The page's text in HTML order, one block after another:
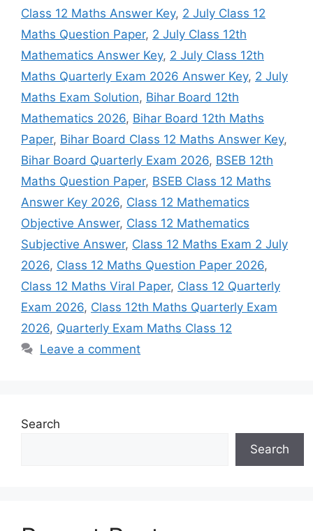
Class 12 Maths Answer Key, 2 July Class 12
Maths Question Paper, 2 July Class 12th
Mathematics Answer Key, 2 July Class 12th
Maths Quarterly Exam 2026 Answer Key, 2 July
Maths Exam Solution, Bihar Board 12th
Mathematics 2026, Bihar Board 12th Maths
Paper, Bihar Board Class 12 Maths Answer Key,
Bihar Board Quarterly Exam 2026, BSEB 12th
Maths Question Paper, BSEB Class 12 Maths
Answer Key 2026, Class 12 Mathematics
Objective Answer, Class 12 Mathematics
Subjective Answer, Class 12 Maths Exam 2 July
2026, Class 12 Maths Question Paper 2026,
Class 12 Maths Viral Paper, Class 12 Quarterly
Exam 2026, Class 12th Maths Quarterly Exam
2026, Quarterly Exam Maths Class 12
Leave a comment
Search
Search